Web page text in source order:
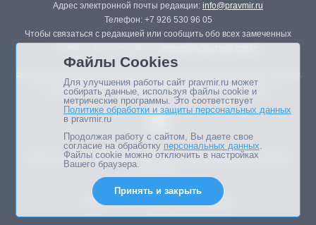
Адрес электронной почты редакции: info@pravmir.ru
Телефон: +7 926 530 96 05
Чтобы связаться с редакцией или сообщить обо всех замеченных
Републикация материалов сайта в печатных изданиях (книгах, прессе)
возможна только с письменного разрешения редакции.
Мнение авторов статей портала может не совпадать с позицией
Дизайн сайта -
Файлы Cookies
Для улучшения работы сайт pravmir.ru может
собирать данные, используя файлы cookie и
метрические программы. Это соответствует
Политике обработки и защиты персональных данных
в pravmir.ru
Продолжая работу с сайтом, Вы даете свое
согласие на обработку персональных данных.
Файлы cookie можно отключить в настройках
Вашего браузера.
Принять и закрыть